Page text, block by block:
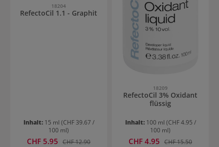
18204
RefectoCil 1.1 - Graphit
Inhalt: 15 ml (CHF 39.67 /
100 ml)
Verkaufspreis:
CHF 5.95 Regulärer Preis:
CHF 12.90
18209
RefectoCil 3% Oxidant
flüssig
Inhalt: 100 ml (CHF 4.95 /
100 ml)
Verkaufspreis:
CHF 4.95 Regulärer Preis:
CHF 15.50